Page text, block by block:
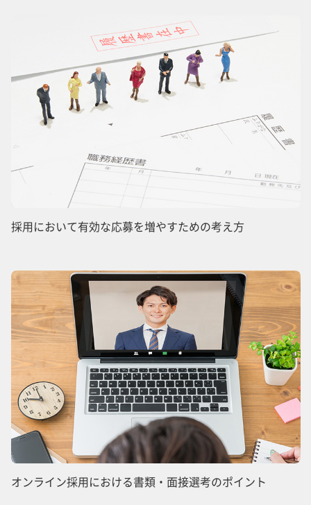
採用において有効な応募を増やすための考え方
オンライン採用における書類・面接選考のポイント